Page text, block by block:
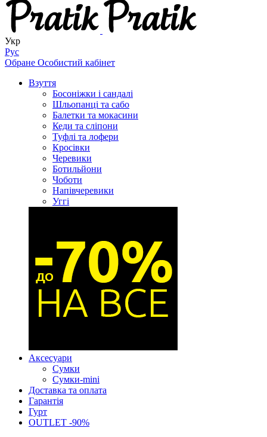
Укр
Рус
Обране Особистий кабінет
Взуття
Босоніжки і сандалі
Шльопанці та сабо
Балетки та мокасини
Кеди та сліпони
Туфлі та лофери
Кросівки
Черевики
Ботильйони
Чоботи
Напівчеревики
Уггі
Аксесуари
Сумки
Сумки-mini
Доставка та оплата
Гарантія
Гурт
OUTLET -90%